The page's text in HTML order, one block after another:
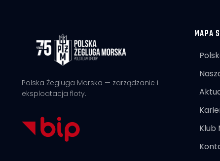
Polska Żegluga Morska — zarządzanie i
eksploatacja floty.
MAPA
Klub